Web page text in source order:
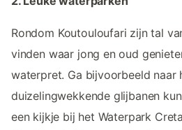
Rondom Koutouloufari zijn tal
vinden waar jong en oud
waterpret. Ga bijvoorbeeld naar
duizelingwekkende glijbanen
een kijkje bij het Waterpark